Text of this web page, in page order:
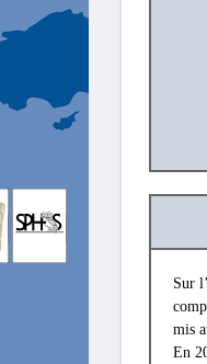
Sur
mis
En